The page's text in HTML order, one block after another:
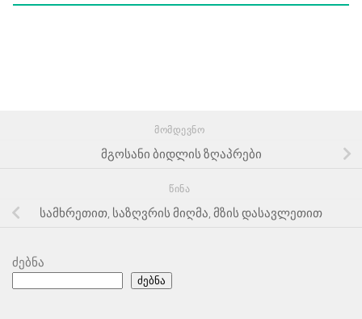
ᲛᲝᲛᲓᲔᲕᲜᲝ
მგოსანი ბიდლის ზღაპრები
ᲬᲘᲜᲐ
სამხრეთით, საზღვრის მიღმა, მზის დასავლეთით
ძებნა
ძებნა